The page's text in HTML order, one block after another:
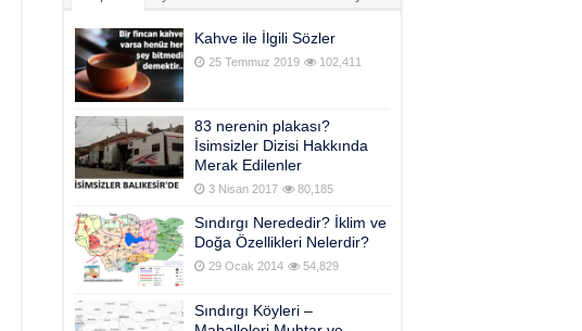
Kahve ile İlgili Sözler
25 Temmuz 2019 102,411
83 nerenin plakası?
İsimsizler Dizisi Hakkında
Merak Edilenler
3 Nisan 2017 80,185
Sındırgı Nerededir? İklim ve
Doğa Özellikleri Nelerdir?
29 Ocak 2014 54,829
Sındırgı Köyleri –